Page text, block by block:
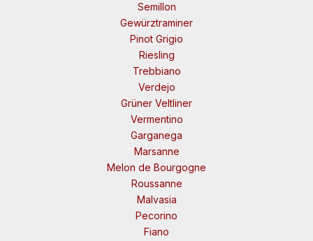
Semillon
Gewürztraminer
Pinot Grigio
Riesling
Trebbiano
Verdejo
Grüner Veltliner
Vermentino
Garganega
Marsanne
Melon de Bourgogne
Roussanne
Malvasia
Pecorino
Fiano